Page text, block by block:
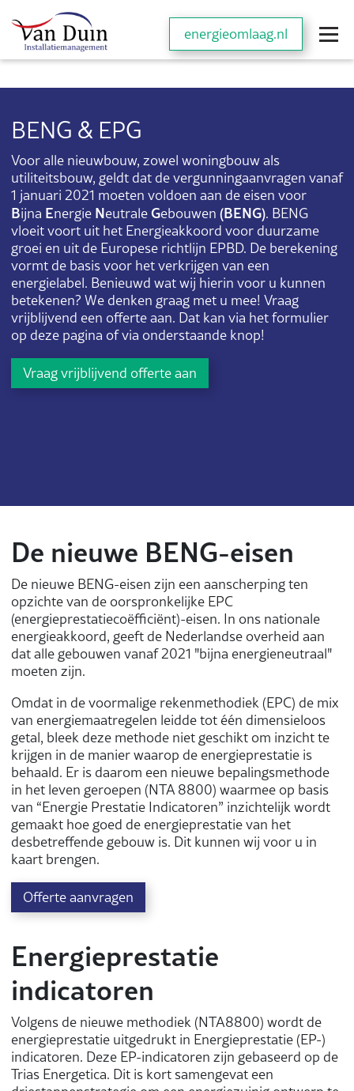
energieomlaag.nl
BENG & EPG
Voor alle nieuwbouw, zowel woningbouw als
utiliteitsbouw, geldt dat de vergunningaanvragen vanaf
1 januari 2021 moeten voldoen aan de eisen voor
Bijna EnergieNeutraleGebouwen (BENG). BENG
vloeit voort uit het Energieakkoord voor duurzame
groei en uit de Europese richtlijn EPBD. De berekening
vormt de basis voor het verkrijgen van een
energielabel. Benieuwd wat wij hierin voor u kunnen
betekenen? We denken graag met u mee! Vraag
vrijblijvend een offerte aan. Dat kan via het formulier
op deze pagina of via onderstaande knop!
Vraag vrijblijvend offerte aan
De nieuwe BENG-eisen
De nieuwe BENG-eisen zijn een aanscherping ten
opzichte van de oorspronkelijke EPC
(energieprestatiecoëfficiënt)-eisen. In ons nationale
energieakkoord, geeft de Nederlandse overheid aan
dat alle gebouwen vanaf 2021 "bijna energieneutraal"
moeten zijn.
Omdat in de voormalige rekenmethodiek (EPC) de mix
van energiemaatregelen leidde tot één dimensieloos
getal, bleek deze methode niet geschikt om inzicht te
krijgen in de manier waarop de energieprestatie is
behaald. Er is daarom een nieuwe bepalingsmethode
in het leven geroepen (NTA 8800) waarmee op basis
van “Energie Prestatie Indicatoren” inzichtelijk wordt
gemaakt hoe goed de energieprestatie van het
desbetreffende gebouw is. Dit kunnen wij voor u in
kaart brengen.
Offerte aanvragen
Energieprestatie
indicatoren
Volgens de nieuwe methodiek (NTA8800) wordt de
energieprestatie uitgedrukt in Energieprestatie (EP-)
indicatoren. Deze EP-indicatoren zijn gebaseerd op de
Trias Energetica. Dit is kort samengevat een